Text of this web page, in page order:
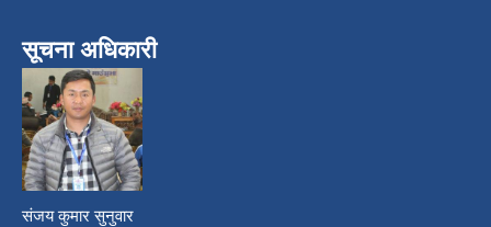
सूचना अधिकारी
संजय कुमार सुनुवार